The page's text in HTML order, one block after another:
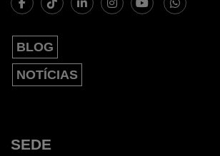
BLOG
NOTÍCIAS
SEDE